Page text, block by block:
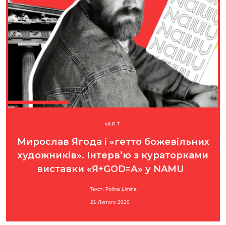
АРТ
Мирослав Ягода і «гетто божевільних
художників». Інтерв’ю з кураторками
виставки «Я+GOD=А» у NAMU
Текст: Polina Limina
21 Лютого 2020